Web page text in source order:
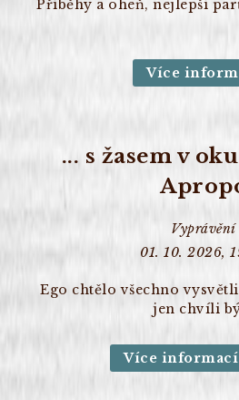
Příběhy a oheň, nejlepší
Více
... s žasem v
Vyprávění
01. 10. 2026,
Ego chtělo všechno
jen chvíli
Více informací